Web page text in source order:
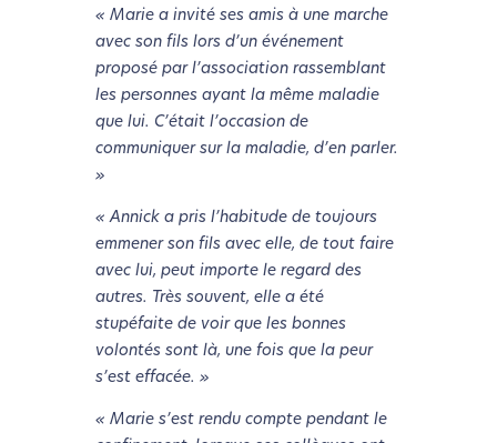
« Marie a invité ses amis à une marche
avec son fils lors d’un événement
proposé par l’association rassemblant
les personnes ayant la même maladie
que lui. C’était l’occasion de
communiquer sur la maladie, d’en parler.
»
« Annick a pris l’habitude de toujours
emmener son fils avec elle, de tout faire
avec lui, peut importe le regard des
autres. Très souvent, elle a été
stupéfaite de voir que les bonnes
volontés sont là, une fois que la peur
s’est effacée. »
« Marie s’est rendu compte pendant le